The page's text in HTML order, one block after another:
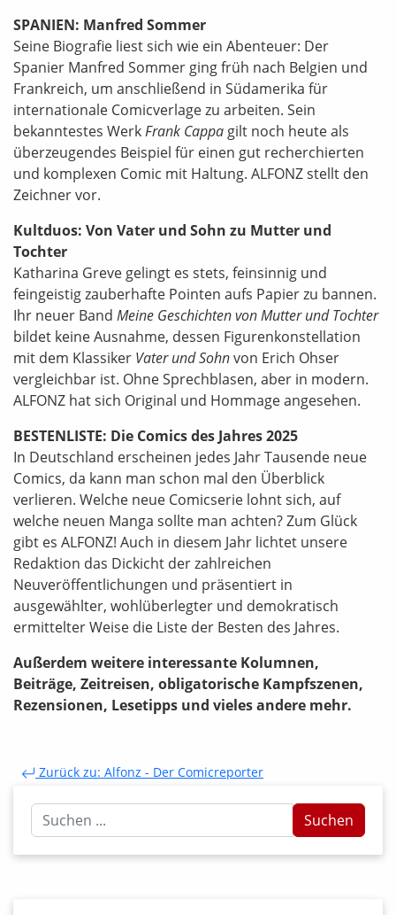
SPANIEN: Manfred Sommer
Seine Biografie liest sich wie ein Abenteuer: Der
Spanier Manfred Sommer ging früh nach Belgien und
Frankreich, um anschließend in Südamerika für
internationale Comicverlage zu arbeiten. Sein
bekanntestes WerkFrank Cappa gilt noch heute als
überzeugendes Beispiel für einen gut recherchierten
und komplexen Comic mit Haltung. ALFONZ stellt den
Zeichner vor.
Kultduos: Von Vater und Sohn zu Mutter und
Tochter
Katharina Greve gelingt es stets, feinsinnig und
feingeistig zauberhafte Pointen aufs Papier zu bannen.
Ihr neuer Band Meine Geschichten von Mutter und Tochter
bildet keine Ausnahme, dessen Figurenkonstellation
mit dem Klassiker Vater und Sohnvon Erich Ohser
vergleichbar ist. Ohne Sprechblasen, aber in modern.
ALFONZ hat sich Original und Hommage angesehen.
BESTENLISTE: Die Comics des Jahres 2025
In Deutschland erscheinen jedes Jahr Tausende neue
Comics, da kann man schon mal den Überblick
verlieren. Welche neue Comicserie lohnt sich, auf
welche neuen Manga sollte man achten? Zum Glück
gibt es ALFONZ! Auch in diesem Jahr lichtet unsere
Redaktion das Dickicht der zahlreichen
Neuveröffentlichungen und präsentiert in
ausgewählter, wohlüberlegter und demokratisch
ermittelter Weise die Liste der Besten des Jahres.
Außerdem weitere interessante Kolumnen,
Beiträge, Zeitreisen, obligatorische Kampfszenen,
Rezensionen, Lesetipps und vieles andere mehr.
Zurück zu: Alfonz - Der Comicreporter
Suchen
...
Suchen